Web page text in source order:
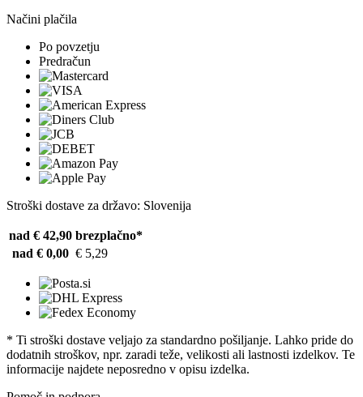
Načini plačila
Po povzetju
Predračun
Stroški dostave za državo: Slovenija
nad € 42,90 brezplačno*
nad € 0,00 € 5,29
* Ti stroški dostave veljajo za standardno pošiljanje. Lahko pride do
dodatnih stroškov, npr. zaradi teže, velikosti ali lastnosti izdelkov. Te
informacije najdete neposredno v opisu izdelka.